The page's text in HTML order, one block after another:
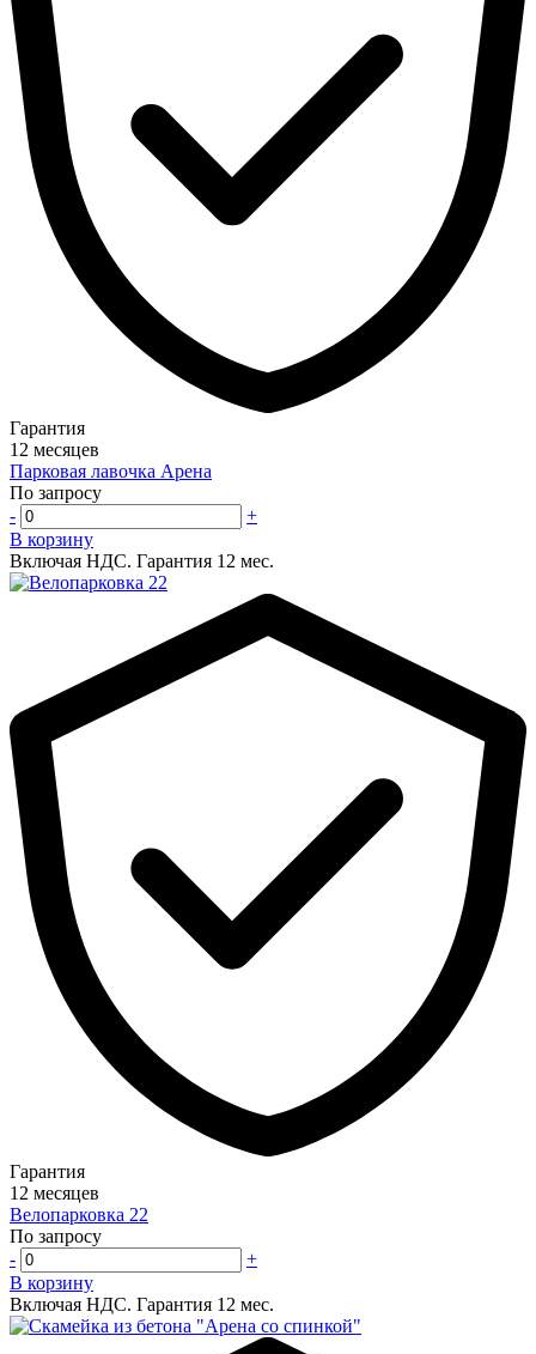
Гарантия
12 месяцев
Парковая лавочка Арена
По запросу
-
+
В корзину
Включая НДС. Гарантия 12 мес.
Гарантия
12 месяцев
Велопарковка 22
По запросу
-
+
В корзину
Включая НДС. Гарантия 12 мес.